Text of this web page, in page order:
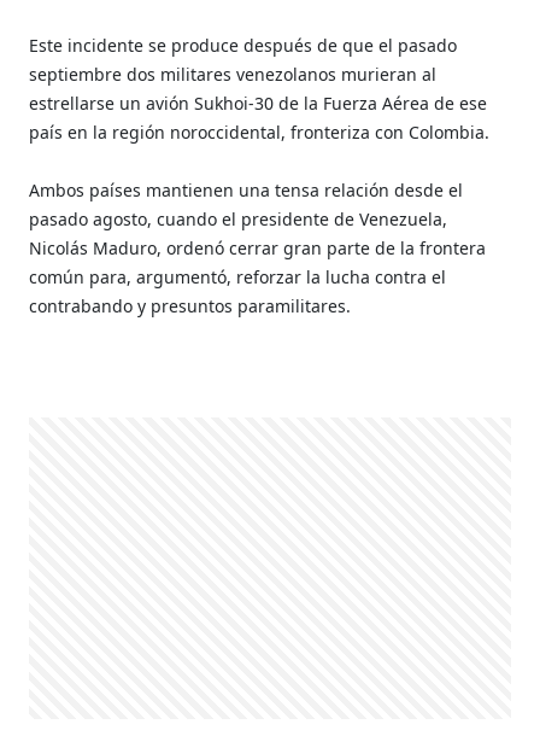
Este incidente se produce después de que el pasado
septiembre dos militares venezolanos murieran al
estrellarse un avión Sukhoi-30 de la Fuerza Aérea de ese
país en la región noroccidental, fronteriza con Colombia.
Ambos países mantienen una tensa relación desde el
pasado agosto, cuando el presidente de Venezuela,
Nicolás Maduro, ordenó cerrar gran parte de la frontera
común para, argumentó, reforzar la lucha contra el
contrabando y presuntos paramilitares.